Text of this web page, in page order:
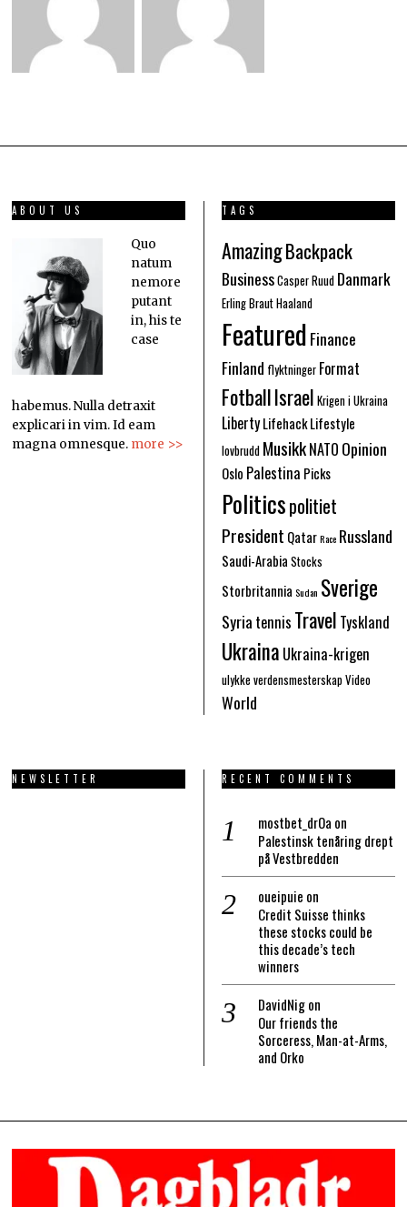
ABOUT US
Quo
natum
nemore
putant
in, his te
case
habemus. Nulla detraxit
explicari in vim. Id eam
magna omnesque. more >>
TAGS
AmazingBackpack
BusinessCasper Ruud Danmark
Erling Braut Haaland
FeaturedFinance
Finland flyktninger Format
FotballIsrael Krigen i Ukraina
LibertyLifehackLifestyle
lovbrudd MusikkNATO Opinion
Oslo Palestina Picks
Politicspolitiet
President QatarRace Russland
Saudi-Arabia Stocks
Storbritannia Sudan Sverige
Syria tennis Travel Tyskland
Ukraina Ukraina-krigen
ulykke verdensmesterskapVideo
World
NEWSLETTER RECENT COMMENTS
mostbet_drOa on
Palestinsk tenåring drept
på Vestbredden
oueipuie on
Credit Suisse thinks
these stocks could be
this decade’s tech
winners
DavidNigon
Our friends the
Sorceress, Man-at-Arms,
and Orko